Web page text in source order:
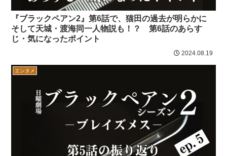
『ブラックペアン2』第6話で、猫田の過去が明らかに
そして天城・渡海同一人物説も！？ 第6話のあらす
じ・気になったポイント
2024.08.19
エンタメ